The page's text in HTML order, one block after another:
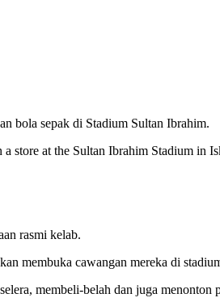
bola sepak di Stadium Sultan Ibrahim.
at the Sultan Ibrahim Stadium in
rasmi kelab.
membuka cawangan mereka di
membeli-belah dan juga menonton